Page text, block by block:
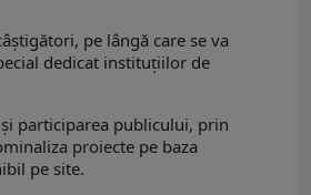
pe lângă care se va
dedicat instituțiilor de
și participarea publicului, prin
proiecte pe baza
pe site.